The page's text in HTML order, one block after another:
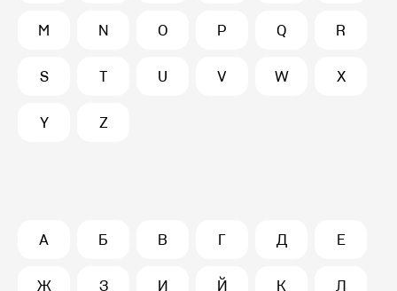
M N O P Q R
S T U V W X
Y Z
А Б В Г Д Е
Ж З И Й К Л